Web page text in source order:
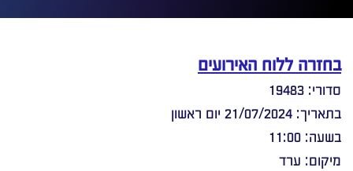
בחזרה ללוח האירועים
סדורי: 19483
בתאריך: 21/07/2024 יום ראשון
בשעה: 11:00
מיקום: ערד